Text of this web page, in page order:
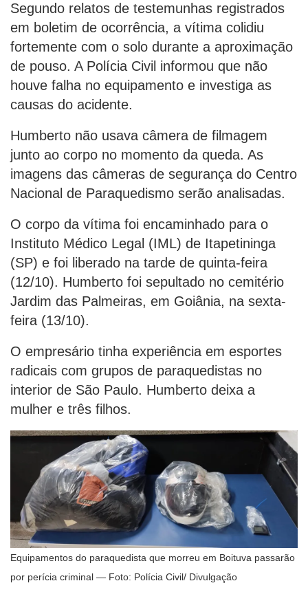
Segundo relatos de testemunhas registrados
em boletim de ocorrência, a vítima colidiu
fortemente com o solo durante a aproximação
de pouso. A Polícia Civil informou que não
houve falha no equipamento e investiga as
causas do acidente.
Humberto não usava câmera de filmagem
junto ao corpo no momento da queda. As
imagens das câmeras de segurança do Centro
Nacional de Paraquedismo serão analisadas.
O corpo da vítima foi encaminhado para o
Instituto Médico Legal (IML) de Itapetininga
(SP) e foi liberado na tarde de quinta-feira
(12/10). Humberto foi sepultado no cemitério
Jardim das Palmeiras, em Goiânia, na sexta-
feira (13/10).
O empresário tinha experiência em esportes
radicais com grupos de paraquedistas no
interior de São Paulo. Humberto deixa a
mulher e três filhos.
Equipamentos do paraquedista que morreu em Boituva passarão
por perícia criminal — Foto: Polícia Civil/ Divulgação